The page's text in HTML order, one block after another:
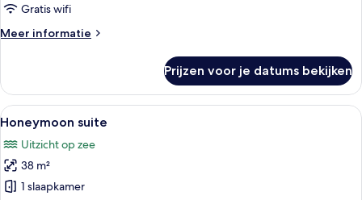
Gratis wifi
Meer informatie
Meer
suite
Prijzen voor je datums bekijken
Alle
foto's
voor
Honeymoon
suite
Een moderne hotelkamer met een
8
Honeymoon suite
Uitzicht op zee
38 m²
1 slaapkamer